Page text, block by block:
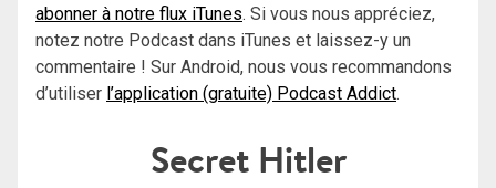
abonner à notre flux iTunes. Si vous nous appréciez,
notez notre Podcast dans iTunes et laissez-y un
commentaire ! Sur Android, nous vous recommandons
d’utiliser l’application (gratuite) Podcast Addict.
Secret Hitler